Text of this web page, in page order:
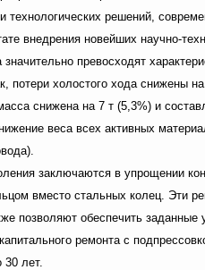
технологических решений,
внедрения новейших научно-
превосходят
потери холостого хода снижены
снижена на 7 т (5,3%) и
веса всех активных
заключаются в упрощении
вместо стальных колец. Эти
позволяют обеспечить заданные
ремонта с
30 лет.